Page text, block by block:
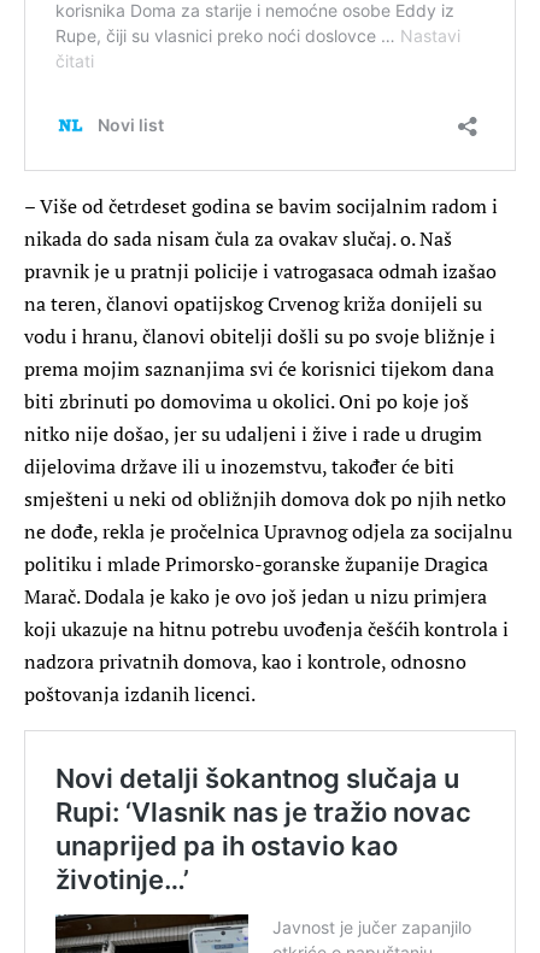
– Više od četrdeset godina se bavim socijalnim radom i
nikada do sada nisam čula za ovakav slučaj. o. Naš
pravnik je u pratnji policije i vatrogasaca odmah izašao
na teren, članovi opatijskog Crvenog križa donijeli su
vodu i hranu, članovi obitelji došli su po svoje bližnje i
prema mojim saznanjima svi će korisnici tijekom dana
biti zbrinuti po domovima u okolici. Oni po koje još
nitko nije došao, jer su udaljeni i žive i rade u drugim
dijelovima države ili u inozemstvu, također će biti
smješteni u neki od obližnjih domova dok po njih netko
ne dođe, rekla je pročelnica Upravnog odjela za socijalnu
politiku i mlade Primorsko-goranske županije Dragica
Marač. Dodala je kako je ovo još jedan u nizu primjera
koji ukazuje na hitnu potrebu uvođenja češćih kontrola i
nadzora privatnih domova, kao i kontrole, odnosno
poštovanja izdanih licenci.